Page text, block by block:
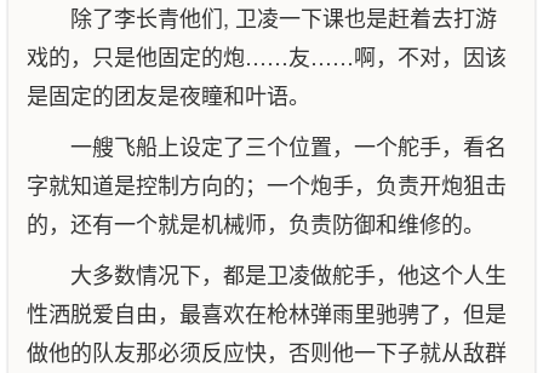
除了李长青他们, 卫凌一下课也是赶着去打游
戏的，只是他固定的炮……友……啊，不对，因该
是固定的团友是夜瞳和叶语。
一艘飞船上设定了三个位置，一个舵手，看名
字就知道是控制方向的；一个炮手，负责开炮狙击
的，还有一个就是机械师，负责防御和维修的。
大多数情况下，都是卫凌做舵手，他这个人生
性洒脱爱自由，最喜欢在枪林弹雨里驰骋了，但是
做他的队友那必须反应快，否则他一下子就从敌群